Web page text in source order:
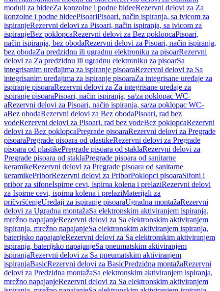
moduli za bideeZa konzolne i podne bideeRezervni delovi za Za
konzolne i podne bideePisoariPisoari, način ispiranja, sa ivicom za
ispiranjeRezervni delovi za Pisoari, način ispiranja, sa ivicom za
ispiranjeBez poklopcaRezervni delovi za Bez poklopcaPisoari,
način ispiranja, bez obodaRezervni delovi za Pisoari, način ispiranja,
bez obodaZa predzidnu ili ugradnu elektroniku za pisoarRezervni
delovi za Za predzidnu ili ugradnu elektroniku za pisoarSa
integrisanim uređajima za ispiranje pisoaraRezervni delovi za Sa
integrisanim uređajima za ispiranje pisoaraZa integrisane uređaje za
ispiranje pisoaraRezervni delovi za Za integrisane uređaje za
ispiranje pisoaraPisoari, način ispiranja, sa/za poklopac WC-
aRezervni delovi za Pisoari, način ispiranja, sa/za poklopac WC-
aBez obodaRezervni delovi za Bez obodaPisoari, rad bez
vodeRezervni delovi za Pisoari, rad bez vodeBez poklopcaRezervni
delovi za Bez poklopcaPregrade pisoaraRezervni delovi za Pregrade
pisoaraPregrade pisoara od plastikeRezervni delovi za Pregrade
pisoara od plastikePregrade pisoara od staklaRezervni delovi za
Pregrade pisoara od staklaPregrade pisoara od sanitarne
keramikeRezervni delovi za Pregrade pisoara od sanitarne
keramikePriborRezervni delovi za PriborPoklopci pisoaraSifoni i
pribor za sifoneIspirne cevi, ispirna kolena i prelaziRezervni delovi
za Ispirne cevi, ispirna kolena i prelaziMaterijali za
pričvršćenjeUređaji za ispiranje pisoaraUgradna montažaRezervni
delovi za Ugradna montažaSa elektronskim aktiviranjem ispiranja,
mrežno napajanjeRezervni delovi za Sa elektronskim aktiviranjem
ispiranja, mrežno napajanjeSa elektronskim aktiviranjem ispiranja,
baterijsko napajanjeRezervni delovi za Sa elektronskim aktiviranjem
ispiranja, baterijsko napajanjeSa pneumatskim aktiviranjem
ispiranjaRezervni delovi za Sa pneumatskim aktiviranjem
ispiranjaBasicRezervni delovi za BasicPredzidna montažaRezervni
delovi za Predzidna montažaSa elektronskim aktiviranjem ispiranja,
mrežno napajanjeRezervni delovi za Sa elektronskim aktiviranjem